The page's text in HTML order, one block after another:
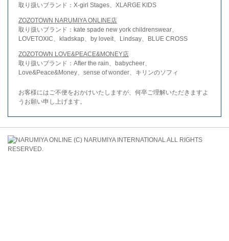
取り扱いブランド：X-girl Stages、XLARGE KIDS
ZOZOTOWN NARUMIYA ONLINE店
取り扱いブランド：kate spade new york childrenswear、
LOVETOXIC、kladskap、by loveit、Lindsay、BLUE CROSS
ZOZOTOWN LOVE&PEACE&MONEY店
取り扱いブランド：After the rain、babycheer、
Love&Peace&Money、sense of wonder、キリンのソフィ
お客様にはご不便をおかけいたしますが、何卒ご理解いただきますよ
うお願い申し上げます。